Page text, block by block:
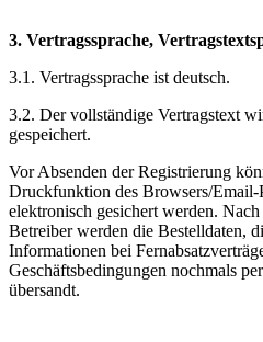
3. Vertragssprache,
3.1. Vertragssprache ist deutsch.
3.2. Der vollständige Vertragstext
gespeichert.
Vor Absenden der Registrierung
Druckfunktion des Browsers/Email-
elektronisch gesichert werden.
Betreiber werden die Bestelldaten,
Informationen bei
Geschäftsbedingungen nochmals
übersandt.